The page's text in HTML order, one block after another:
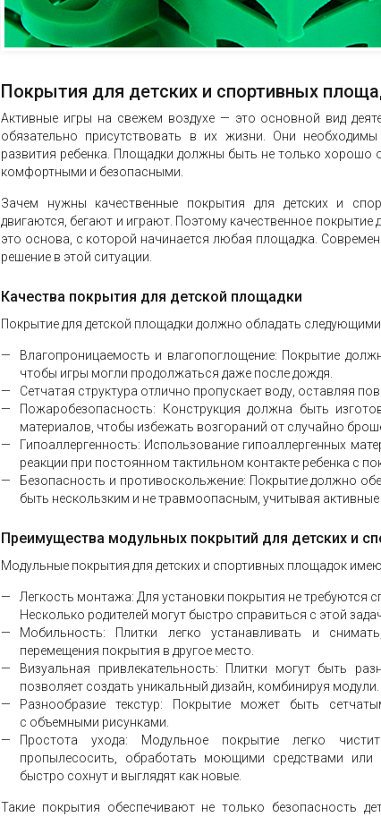
Покрытия для детских и спортивных
Активные игры на свежем воздухе — это основной вид
обязательно присутствовать в их жизни. Они
развития ребенка. Площадки должны быть не только
комфортными и безопасными.
Зачем нужны качественные покрытия для детских и
двигаются, бегают и играют. Поэтому качественное покрытие
это основа, с которой начинается любая площадка.
решение в этой ситуации.
Качества покрытия для детской площадки
Покрытие для детской площадки должно обладать
Влагопроницаемость и влагопоглощение: Покрытие
чтобы игры могли продолжаться даже после дождя.
Сетчатая структура отлично пропускает воду, оставляя
Пожаробезопасность: Конструкция должна быть
материалов, чтобы избежать возгораний от случайно
Гипоаллергенность: Использование гипоаллергенных
реакции при постоянном тактильном контакте ребенка с
Безопасность и противоскольжение: Покрытие должно
быть нескользким и не травмоопасным, учитывая активные
Преимущества модульных покрытий для детских и
Модульные покрытия для детских и спортивных площадок
Легкость монтажа: Для установки покрытия не требуются
Несколько родителей могут быстро справиться с этой
Мобильность: Плитки легко устанавливать и
перемещения покрытия в другое место.
Визуальная привлекательность: Плитки могут быть
позволяет создать уникальный дизайн, комбинируя модули.
Разнообразие текстур: Покрытие может быть
с объемными рисунками.
Простота ухода: Модульное покрытие легко
пропылесосить, обработать моющими средствами
быстро сохнут и выглядят как новые.
Такие покрытия обеспечивают не только безопасность